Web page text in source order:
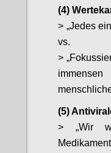
(4)
> „Jedes
vs.
>
(5)
> „Wir